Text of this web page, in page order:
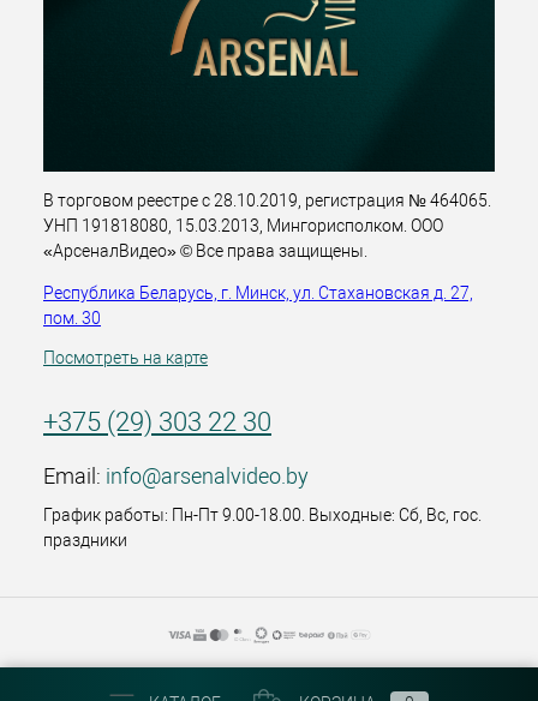
В торговом реестре с 28.10.2019, регистрация № 464065.
УНП 191818080, 15.03.2013, Мингорисполком. ООО
«АрсеналВидео» © Все права защищены.
Республика Беларусь, г. Минск, ул. Стахановская д. 27,
пом. 30
Посмотреть на карте
+375 (29) 303 22 30
Email: info@arsenalvideo.by
График работы: Пн-Пт 9.00-18.00. Выходные: Сб, Вс, гос.
праздники